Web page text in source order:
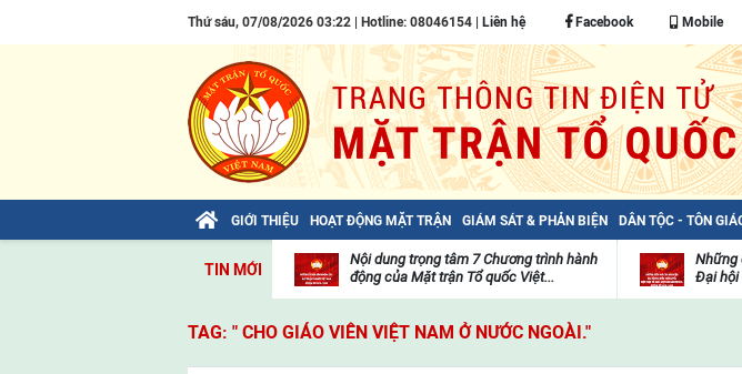
Thứ sáu, 07/08/2026 03:22 | Hotline: 08046154 | Liên hệ Facebook Mobile
GIỚI THIỆU HOẠT ĐỘNG MẶT TRẬN GIÁM SÁT & PHẢN BIỆN DÂN TỘC - TÔN
TIN MỚI
Bài viết của Tổng Bí thư Tô Lâm: TIẾN
viện
Nội dung trọng tâm 7 Chương trình hành
động của Mặt trận Tổ quốc Việt...
Những
Đại hội
TAG: " CHO GIÁO VIÊN VIỆT NAM Ở NƯỚC NGOÀI."